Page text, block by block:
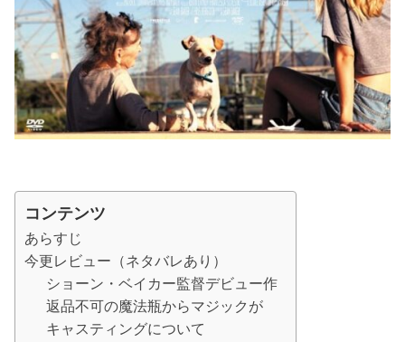
コンテンツ
あらすじ
今更レビュー（ネタバレあり）
ショーン・ベイカー監督デビュー作
返品不可の魔法瓶からマジックが
キャスティングについて